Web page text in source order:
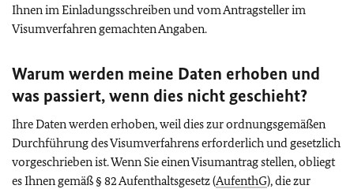
Ihnen im Einladungsschreiben und vom Antragsteller im
Visumverfahren gemachten Angaben.
Warum werden meine Daten erhoben und
was passiert, wenn dies nicht geschieht?
Ihre Daten werden erhoben, weil dies zur ordnungsgemäßen
Durchführung des Visumverfahrens erforderlich und gesetzlich
vorgeschrieben ist. Wenn Sie einen Visumantrag stellen, obliegt
es Ihnen gemäß § 82 Aufenthaltsgesetz (AufenthG), die zur